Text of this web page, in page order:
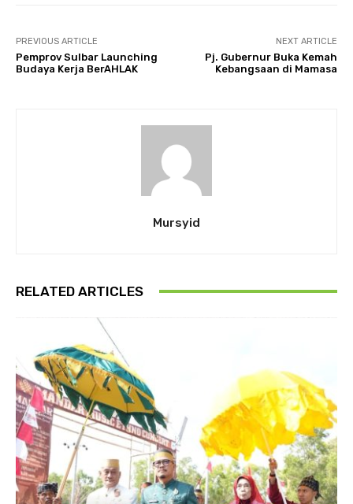
PREVIOUS ARTICLE
Pemprov Sulbar Launching
Budaya Kerja BerAHLAK
NEXT ARTICLE
Pj. Gubernur Buka Kemah
Kebangsaan di Mamasa
Mursyid
RELATED ARTICLES